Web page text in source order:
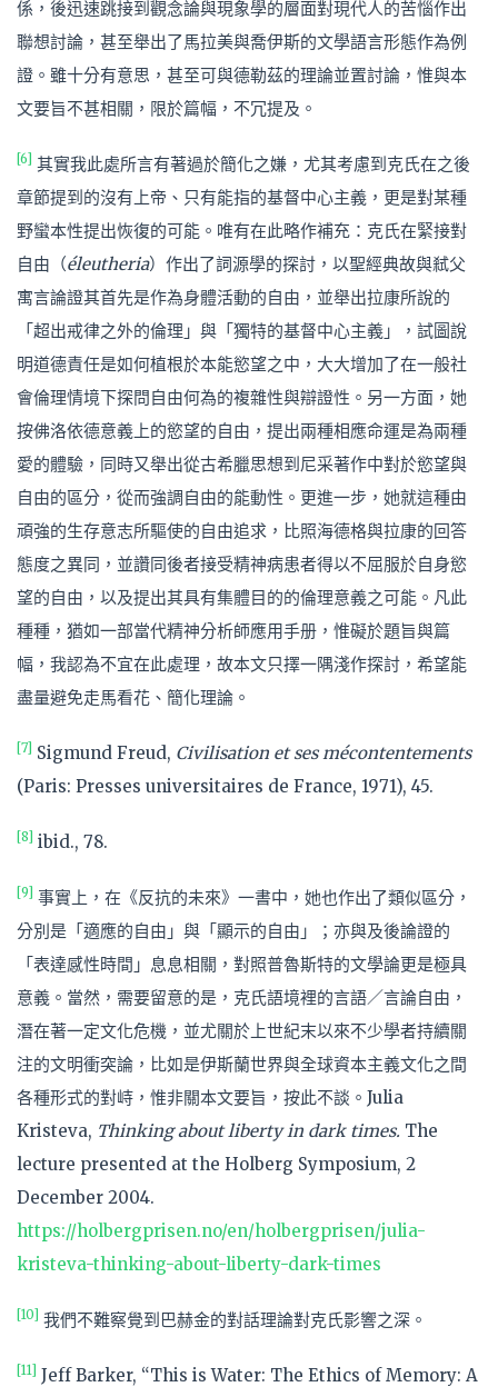
係，後迅速跳接到觀念論與現象學的層面對現代人的苦惱作出
聯想討論，甚至舉出了馬拉美與喬伊斯的文學語言形態作為例
證。雖十分有意思，甚至可與德勒茲的理論並置討論，惟與本
文要旨不甚相關，限於篇幅，不冗提及。
[6]
其實我此處所言有著過於簡化之嫌，尤其考慮到克氏在之後
章節提到的沒有上帝、只有能指的基督中心主義，更是對某種
野蠻本性提出恢復的可能。唯有在此略作補充：克氏在緊接對
自由（éleutheria）作出了詞源學的探討，以聖經典故與弒父
寓言論證其首先是作為身體活動的自由，並舉出拉康所說的
「超出戒律之外的倫理」與「獨特的基督中心主義」，試圖說
明道德責任是如何植根於本能慾望之中，大大增加了在一般社
會倫理情境下探問自由何為的複雜性與辯證性。另一方面，她
按佛洛依德意義上的慾望的自由，提出兩種相應命運是為兩種
愛的體驗，同時又舉出從古希臘思想到尼采著作中對於慾望與
自由的區分，從而強調自由的能動性。更進一步，她就這種由
頑強的生存意志所驅使的自由追求，比照海德格與拉康的回答
態度之異同，並讚同後者接受精神病患者得以不屈服於自身慾
望的自由，以及提出其具有集體目的的倫理意義之可能。凡此
種種，猶如一部當代精神分析師應用手册，惟礙於題旨與篇
幅，我認為不宜在此處理，故本文只擇一隅淺作探討，希望能
盡量避免走馬看花、簡化理論。
[7] Sigmund Freud, Civilisation et ses mécontentements
(Paris: Presses universitaires de France, 1971), 45.
[8] ibid., 78.
[9]
事實上，在《反抗的未來》一書中，她也作出了類似區分，
分別是「適應的自由」與「顯示的自由」；亦與及後論證的
「表達感性時間」息息相關，對照普魯斯特的文學論更是極具
意義。當然，需要留意的是，克氏語境裡的言語／言論自由，
潛在著一定文化危機，並尤關於上世紀末以來不少學者持續關
注的文明衝突論，比如是伊斯蘭世界與全球資本主義文化之間
各種形式的對峙，惟非關本文要旨，按此不談。Julia
Kristeva, Thinking about liberty in dark times. The
lecture presented at the Holberg Symposium, 2
December 2004.
https://holbergprisen.no/en/holbergprisen/julia-
kristeva-thinking-about-liberty-dark-times
[10] 我們不難察覺到巴赫金的對話理論對克氏影響之深。
[11] Jeff Barker, “This is Water: The Ethics of Memory: A